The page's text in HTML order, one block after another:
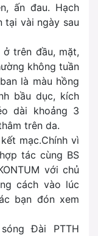
ấn đau. Hạch
tại vài ngày sau
ở trên đầu, mặt,
không tuần
là màu hồng
bầu dục, kích
dài khoảng 3
trên da.
mạc.Chính vì
tác cùng BS
với chủ
cách vào lúc
bạn đón xem
Đài PTTH